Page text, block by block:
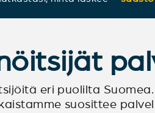
eri puolilta
suosittee